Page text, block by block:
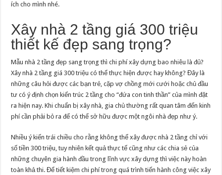
ích cho mình nhé.
Xây nhà 2 tầng giá 300 triệu
thiết kế đẹp sang trọng?
Mẫu nhà 2 tầng đẹp sang trọng thì chi phí xây dựng bao nhiêu là đủ?
Xây nhà 2 tầng giá 300 triệu có thể thực hiện được hay không? Đây là
những câu hỏi được các bạn trẻ, cặp vợ chồng mới cưới hoặc chủ đầu
tư có ý định chọn kiến trúc 2 tầng cho “đứa con tinh thần” của mình đặt
ra hiện nay. Khi chuẩn bị xây nhà, gia chủ thường rất quan tâm đến kinh
phí cần phải bỏ ra để có thể sở hữu được một ngôi nhà đẹp như ý.
Nhiều ý kiến trái chiều cho rằng không thể xây được nhà 2 tầng chỉ với
số tiền 300 triệu, tuy nhiên kết quả thực tế cũng như các chia sẻ của
những chuyên gia hành đầu trong lĩnh vực xây dựng thì việc này hoàn
toàn khả thi. Để tiết kiệm chi phí trong quá trình tiến hành công việc xây